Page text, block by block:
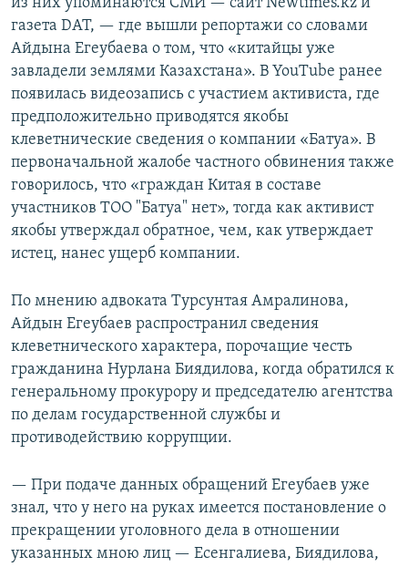
из них упоминаются СМИ — сайт Newtimes.kz и
газета DАТ, — где вышли репортажи со словами
Айдына Егеубаева о том, что «китайцы уже
завладели землями Казахстана». В YouTube ранее
появилась видеозапись с участием активиста, где
предположительно приводятся якобы
клеветнические сведения о компании «Батуа». В
первоначальной жалобе частного обвинения также
говорилось, что «граждан Китая в составе
участников ТОО "Батуа" нет», тогда как активист
якобы утверждал обратное, чем, как утверждает
истец, нанес ущерб компании.
По мнению адвоката Турсунтая Амралинова,
Айдын Егеубаев распространил сведения
клеветнического характера, порочащие честь
гражданина Нурлана Биядилова, когда обратился к
генеральному прокурору и председателю агентства
по делам государственной службы и
противодействию коррупции.
— При подаче данных обращений Егеубаев уже
знал, что у него на руках имеется постановление о
прекращении уголовного дела в отношении
указанных мною лиц — Есенгалиева, Биядилова,